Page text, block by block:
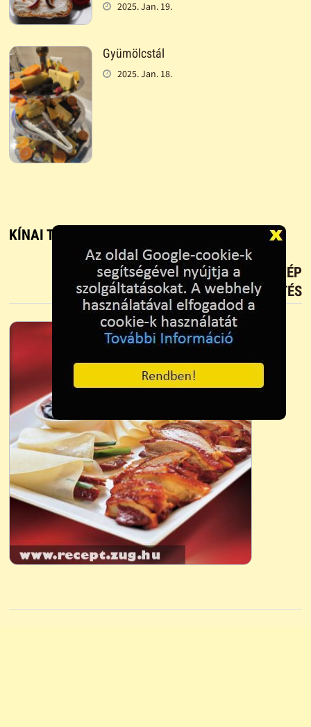
2025. Jan. 19.
Gyümölcstál
2025. Jan. 18.
KÍNAI TÁL - RECEPT, FŐZÉS ÉS SÜTÉS
TETSZIK?TÖLTS FEL FOTÓT TE IS!
ÚJ KÉP
FELTÖLTÉS